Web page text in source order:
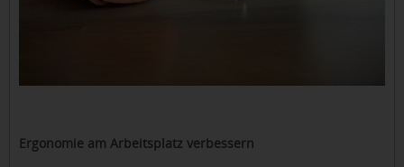
Ergonomie am Arbeitsplatz verbessern